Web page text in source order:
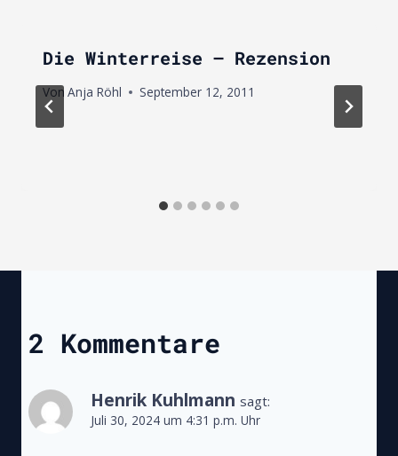
Die Winterreise – Rezension
Von Anja Röhl September 12, 2011
2 Kommentare
Henrik Kuhlmann sagt:
Juli 30, 2024 um 4:31 p.m. Uhr